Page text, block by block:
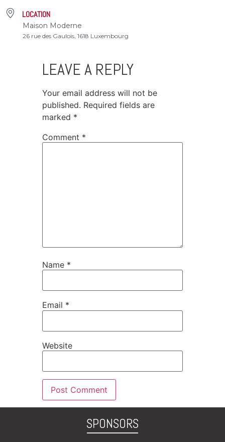
LOCATION
Maison Moderne
26 rue des Gaulois, 1618 Luxembourg
LEAVE A REPLY
Your email address will not be
published. Required fields are
marked *
Comment *
Name *
Email *
Website
SPONSORS